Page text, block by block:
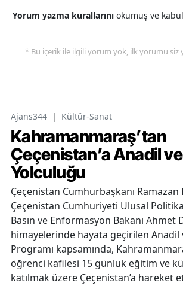
Yorum yazma kurallarını okumuş ve kabul
* Bu içerik ile ilgili yorum yok, ilk yorumu siz
Ajans344 | Kültür-Sanat
Kahramanmaraş’tan
Çeçenistan’a Anadil
Yolculuğu
Çeçenistan Cumhurbaşkanı
Çeçenistan Cumhuriyeti Ulusal
Basın ve Enformasyon Bakanı Ahmet
himayelerinde hayata geçirilen Anadil
Programı kapsamında,
öğrenci kafilesi 15 günlük eğitim ve
katılmak üzere Çeçenistan’a hareket